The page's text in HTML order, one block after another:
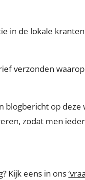
in de lokale
verzonden
op
zodat men
Kijk eens in ons